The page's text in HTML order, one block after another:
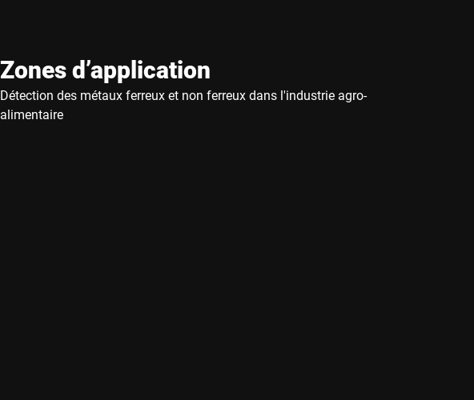
Zones d’application
Détection des métaux ferreux et non ferreux dans l'industrie agro-
alimentaire